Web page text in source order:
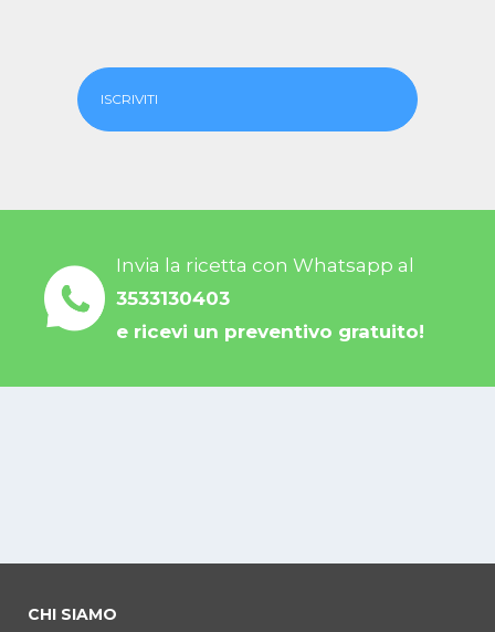
ISCRIVITI
Invia la ricetta con Whatsapp al
3533130403
e ricevi un preventivo gratuito!
CHI SIAMO